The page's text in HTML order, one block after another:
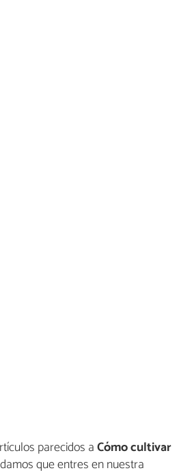
parecidos aCómo cultivar
que entres en nuestra